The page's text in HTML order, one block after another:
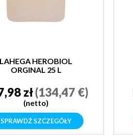
LAHEGA HEROBIOL
ORGINAL 25 L
zł(134,47 €)
(netto)
SPRAWDŹ SZCZEGÓŁY